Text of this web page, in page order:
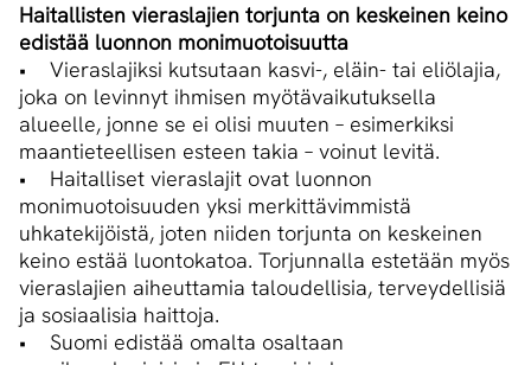
Haitallisten vieraslajien torjunta on keskeinen keino
edistää luonnon monimuotoisuutta
• Vieraslajiksi kutsutaan kasvi-, eläin- tai eliölajia,
joka on levinnyt ihmisen myötävaikutuksella
alueelle, jonne se ei olisi muuten – esimerkiksi
maantieteellisen esteen takia – voinut levitä.
• Haitalliset vieraslajit ovat luonnon
monimuotoisuuden yksi merkittävimmistä
uhkatekijöistä, joten niiden torjunta on keskeinen
keino estää luontokatoa. Torjunnalla estetään myös
vieraslajien aiheuttamia taloudellisia, terveydellisiä
ja sosiaalisia haittoja.
• Suomi edistää omalta osaltaan